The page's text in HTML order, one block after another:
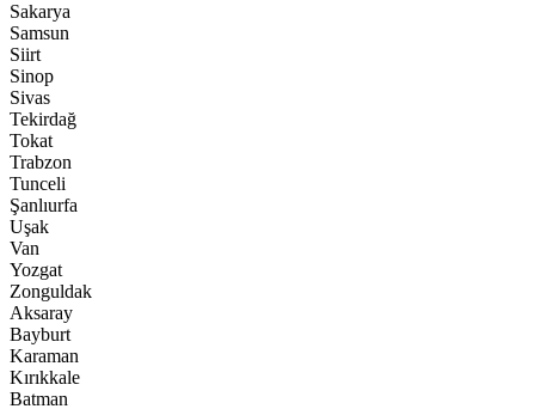
Sakarya
Samsun
Siirt
Sinop
Sivas
Tekirdağ
Tokat
Trabzon
Tunceli
Şanlıurfa
Uşak
Van
Yozgat
Zonguldak
Aksaray
Bayburt
Karaman
Kırıkkale
Batman